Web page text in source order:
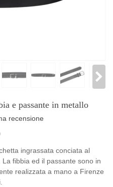
e passante in metallo
recensione
ingrassata conciata al
fibbia ed il passante sono in
realizzata a mano a Firenze